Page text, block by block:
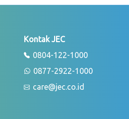
Kontak JEC
0804-122-1000
0877-2922-1000
care@jec.co.id